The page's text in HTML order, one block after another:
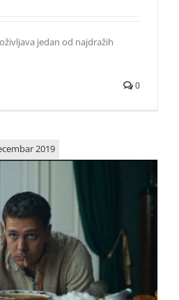
jedan od najdražih
0
2019
Cineplex na premijeri filma Sluga
Zvezde